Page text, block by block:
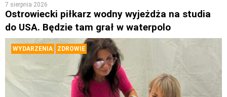
7 sierpnia 2026
Ostrowiecki piłkarz wodny wyjeżdża na studia
do USA. Będzie tam grał w waterpolo
WYDARZENIA ZDROWIE